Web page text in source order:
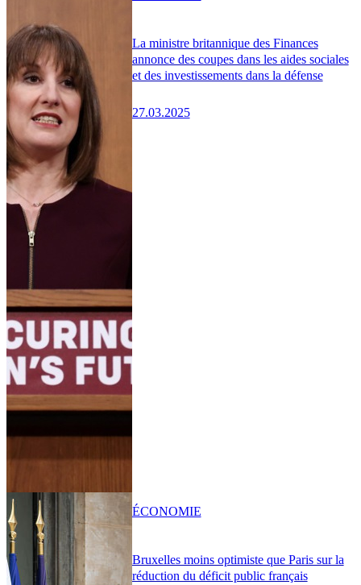
La ministre britannique des Finances
annonce des coupes dans les aides sociales
et des investissements dans la défense
27.03.2025
Bruxelles moins optimiste que Paris sur la
réduction du déficit public français
ÉCONOMIE